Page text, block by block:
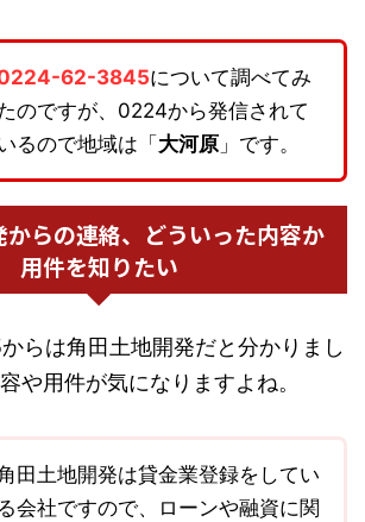
62-3845について調べてみ
のですが、0224から発信されて
るので地域は「 大河原 」です。
からの連絡、どういった内容か
用件を知りたい
らは角田土地開発だと分かりまし
や用件が気になりますよね。
田土地開発は貸金業登録をしてい
る会社ですので、ローンや融資に関